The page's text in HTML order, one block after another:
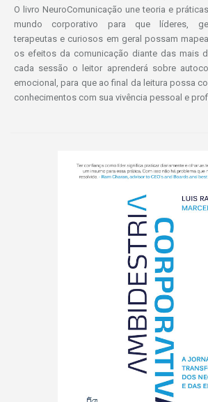
O livro NeuroComunicação une teoria e
mundo corporativo para que líderes,
terapeutas e curiosos em geral possam
os efeitos da comunicação diante das mais
cada sessão o leitor aprenderá sobre
emocional, para que ao final da leitura possa
conhecimentos com sua vivência pessoal e